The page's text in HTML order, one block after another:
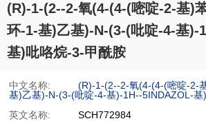
(R)-1-(2--2-氧(4-(4-(嘧啶-2-基)
环-1-基)乙基)-N-(3-(吡啶-4-基)-
基)吡咯烷-3-甲酰胺
中文名称:
(R)-1-(2--2-氧(4-(4-(嘧啶-2-
基)乙基)-N-(3-(吡啶-4-基)-1H--5INDAZOL-
英文名称:
SCH772984